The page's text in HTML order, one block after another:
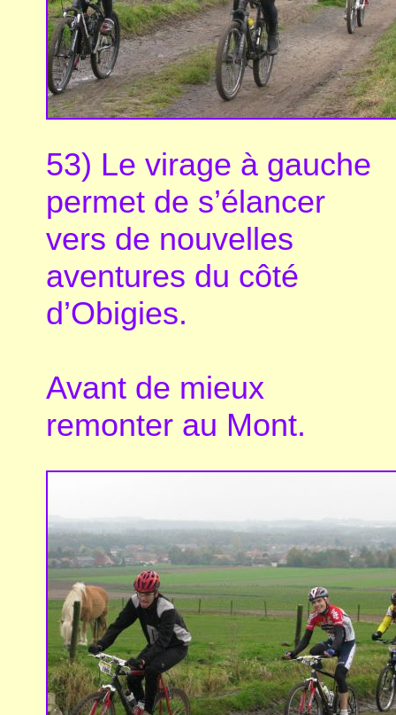
53) Le virage à gauche
permet de s’élancer
vers de nouvelles
aventures du côté
d’Obigies.
Avant de mieux
remonter au Mont.